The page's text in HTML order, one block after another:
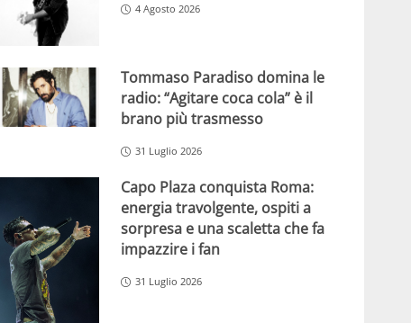
4 Agosto 2026
Tommaso Paradiso domina le
radio: “Agitare coca cola” è il
brano più trasmesso
31 Luglio 2026
Capo Plaza conquista Roma:
energia travolgente, ospiti a
sorpresa e una scaletta che fa
impazzire i fan
31 Luglio 2026